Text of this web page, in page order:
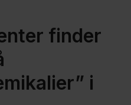
finder
i